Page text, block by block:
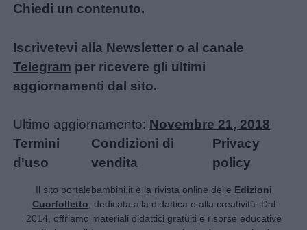
Chiedi un contenuto.
Iscrivetevi alla Newsletter o al canale
Telegram per ricevere gli ultimi
aggiornamenti dal sito.
Ultimo aggiornamento: Novembre 21, 2018
Termini
d'uso
Condizioni di
vendita
Privacy
policy
Il sito portalebambini.it è la rivista online delle Edizioni
Cuorfolletto , dedicata alla didattica e alla creatività. Dal
2014, offriamo materiali didattici gratuiti e risorse educative